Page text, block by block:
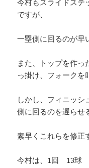
今村もスライドステ
ですが、
一塁側に回るのが早
また、トップを作っ
っ掛け、フォークを
しかし、フィニッシ
側に回るのを遅らせ
素早くこれらを修正
今村は、1回 13球